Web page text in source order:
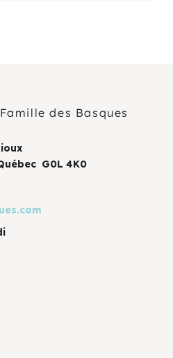
des Basques
G0L 4K0